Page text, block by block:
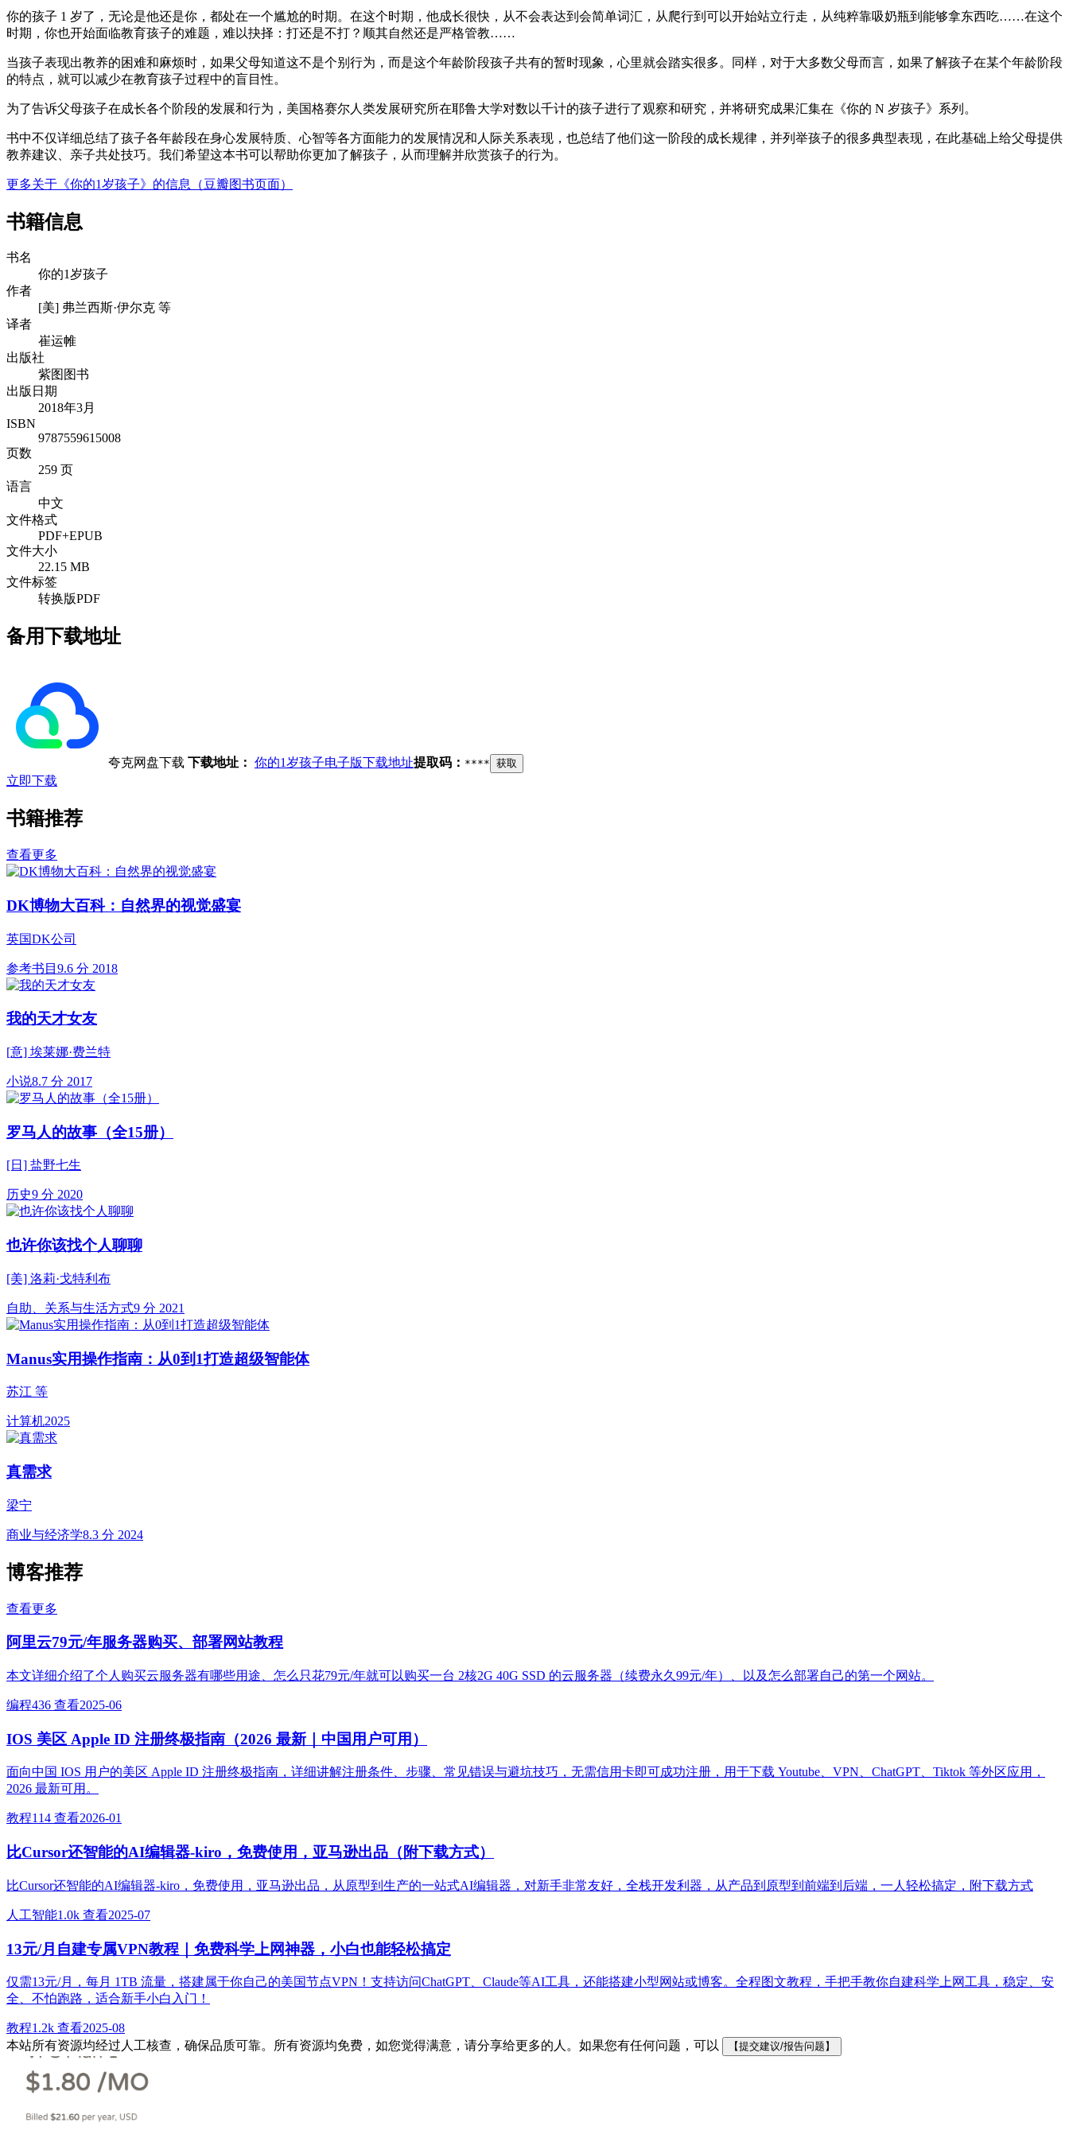
你的孩子 1 岁了，无论是他还是你，都处在一个尴尬的时期。在这个时期，他成长很快，从不会表达到会简单词汇，从爬行到可以开始站立行走，从纯粹靠吸奶瓶到能够拿东西吃……在这个
时期，你也开始面临教育孩子的难题，难以抉择：打还是不打？顺其自然还是严格管教……
当孩子表现出教养的困难和麻烦时，如果父母知道这不是个别行为，而是这个年龄阶段孩子共有的暂时现象，心里就会踏实很多。同样，对于大多数父母而言，如果了解孩子在某个年龄阶段
的特点，就可以减少在教育孩子过程中的盲目性。
为了告诉父母孩子在成长各个阶段的发展和行为，美国格赛尔人类发展研究所在耶鲁大学对数以千计的孩子进行了观察和研究，并将研究成果汇集在《你的 N 岁孩子》系列。
书中不仅详细总结了孩子各年龄段在身心发展特质、心智等各方面能力的发展情况和人际关系表现，也总结了他们这一阶段的成长规律，并列举孩子的很多典型表现，在此基础上给父母提供
教养建议、亲子共处技巧。我们希望这本书可以帮助你更加了解孩子，从而理解并欣赏孩子的行为。
更多关于《你的1岁孩子》的信息（豆瓣图书页面）
书籍信息
书名
你的1岁孩子
作者
[美] 弗兰西斯·伊尔克 等
译者
崔运帷
出版社
紫图图书
出版日期
2018年3月
ISBN
9787559615008
页数
259 页
语言
中文
文件格式
PDF+EPUB
文件大小
22.15 MB
文件标签
转换版PDF
备用下载地址
夸克网盘下载 下载地址： 你的1岁孩子电子版下载地址提取码： **** 获取
立即下载
书籍推荐
查看更多
DK博物大百科：自然界的视觉盛宴
英国DK公司
参考书目 9.6 分 2018
我的天才女友
[意] 埃莱娜·费兰特
小说8.7 分 2017
罗马人的故事（全15册）
[日] 盐野七生
历史9 分 2020
也许你该找个人聊聊
[美] 洛莉·戈特利布
自助、关系与生活方式9 分 2021
Manus实用操作指南：从0到1打造超级智能体
苏江 等
计算机2025
真需求
梁宁
商业与经济学8.3 分 2024
博客推荐
查看更多
阿里云79元/年服务器购买、部署网站教程
本文详细介绍了个人购买云服务器有哪些用途、怎么只花79元/年就可以购买一台 2核2G 40G SSD 的云服务器（续费永久99元/年）、以及怎么部署自己的第一个网站。
编程436 查看2025-06
IOS 美区 Apple ID 注册终极指南（2026 最新｜中国用户可用）
面向中国 IOS 用户的美区 Apple ID 注册终极指南，详细讲解注册条件、步骤、常见错误与避坑技巧，无需信用卡即可成功注册，用于下载 Youtube、VPN、ChatGPT、Tiktok 等外区应用，
2026 最新可用。
教程114 查看2026-01
比Cursor还智能的AI编辑器-kiro，免费使用，亚马逊出品（附下载方式）
比Cursor还智能的AI编辑器-kiro，免费使用，亚马逊出品，从原型到生产的一站式AI编辑器，对新手非常友好，全栈开发利器，从产品到原型到前端到后端，一人轻松搞定，附下载方式
人工智能1.0k 查看2025-07
13元/月自建专属VPN教程｜免费科学上网神器，小白也能轻松搞定
仅需13元/月，每月 1TB 流量，搭建属于你自己的美国节点VPN！支持访问ChatGPT、Claude等AI工具，还能搭建小型网站或博客。全程图文教程，手把手教你自建科学上网工具，稳定、安
全、不怕跑路，适合新手小白入门！
教程1.2k 查看2025-08
本站所有资源均经过人工核查，确保品质可靠。所有资源均免费，如您觉得满意，请分享给更多的人。如果您有任何问题，可以
【提交建议/报告问题】